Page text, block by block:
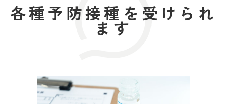
各種予防接種を受けられ
ます